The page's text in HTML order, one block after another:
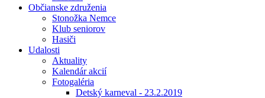
Občianske združenia
Stonožka Nemce
Klub seniorov
Hasiči
Udalosti
Aktuality
Kalendár akcií
Fotogaléria
Detský karneval - 23.2.2019